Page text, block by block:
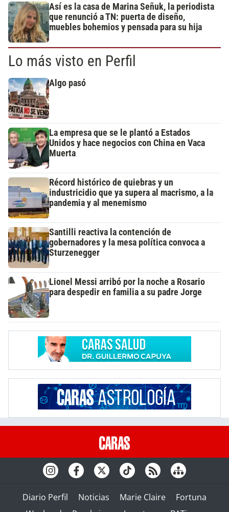
Así es la casa de Marina Señuk, la periodista
que renunció a TN: puerta de diseño,
muebles bohemios y pensada para su hija
Lo más visto en Perfil
Algo pasó
La empresa que se le plantó a Estados
Unidos y hace negocios con China en Vaca
Muerta
Récord histórico de quiebras y un
industricidio que ya supera al macrismo, a la
pandemia y al menemismo
Santilli reactiva la contención de
gobernadores y la mesa política convoca a
Sturzenegger
Lionel Messi arribó por la noche a Rosario
para despedir en familia a su padre Jorge
Diario Perfil Noticias Marie Claire
Fortuna